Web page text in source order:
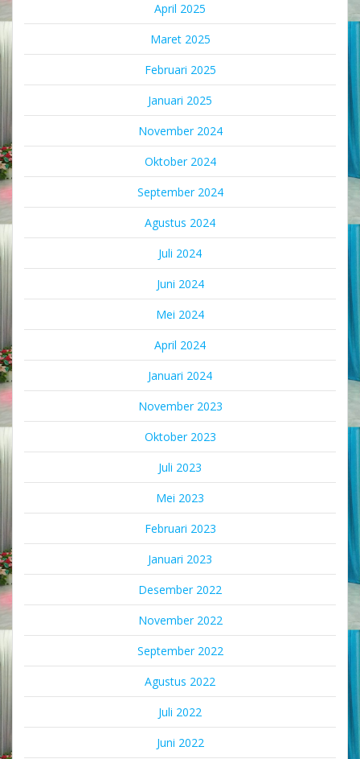
April 2025
Maret 2025
Februari 2025
Januari 2025
November 2024
Oktober 2024
September 2024
Agustus 2024
Juli 2024
Juni 2024
Mei 2024
April 2024
Januari 2024
November 2023
Oktober 2023
Juli 2023
Mei 2023
Februari 2023
Januari 2023
Desember 2022
November 2022
September 2022
Agustus 2022
Juli 2022
Juni 2022